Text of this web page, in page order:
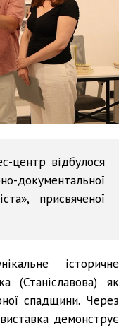
центр відбулося
присвяченої
історичне
(Станіславова) як
спадщини. Через
демонструє